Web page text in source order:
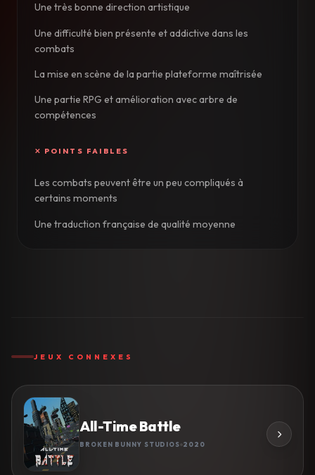
Une très bonne direction artistique
Une difficulté bien présente et addictive dans les
combats
La mise en scène de la partie plateforme maîtrisée
Une partie RPG et amélioration avec arbre de
compétences
Les combats peuvent être un peu compliqués à
certains moments
Une traduction française de qualité moyenne
JEUX CONNEXES
All-Time Battle
BROKEN BUNNY STUDIOS 2020